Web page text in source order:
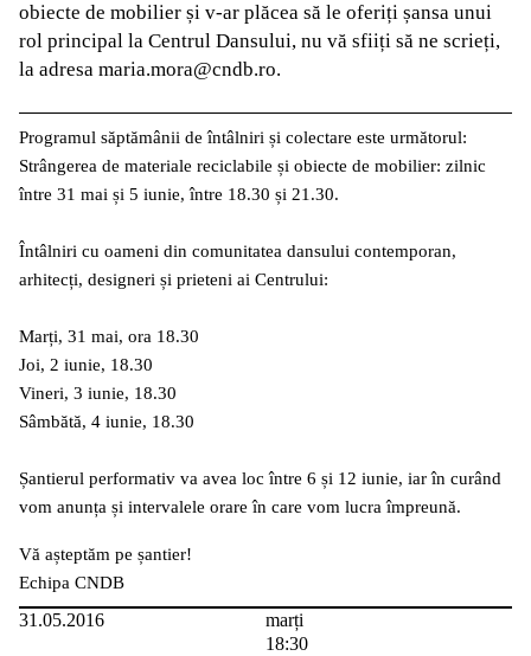
obiecte de mobilier și v-ar plăcea să le oferiți șansa unui
rol principal la Centrul Dansului, nu vă sfiiți să ne scrieți,
la adresa maria.mora@cndb.ro.
Programul săptămânii de întâlniri și colectare este următorul:
Strângerea de materiale reciclabile și obiecte de mobilier: zilnic
între 31 mai și 5 iunie, între 18.30 și 21.30.
Întâlniri cu oameni din comunitatea dansului contemporan,
arhitecți, designeri și prieteni ai Centrului:
Marți, 31 mai, ora 18.30
Joi, 2 iunie, 18.30
Vineri, 3 iunie, 18.30
Sâmbătă, 4 iunie, 18.30
Șantierul performativ va avea loc între 6 și 12 iunie, iar în curând
vom anunța și intervalele orare în care vom lucra împreună.
Vă așteptăm pe șantier!
Echipa CNDB
31.05.2016
marți
18:30